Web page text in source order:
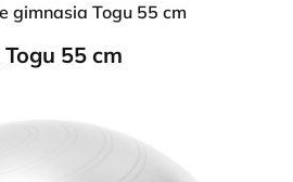
gimnasia Togu 55 cm
55 cm